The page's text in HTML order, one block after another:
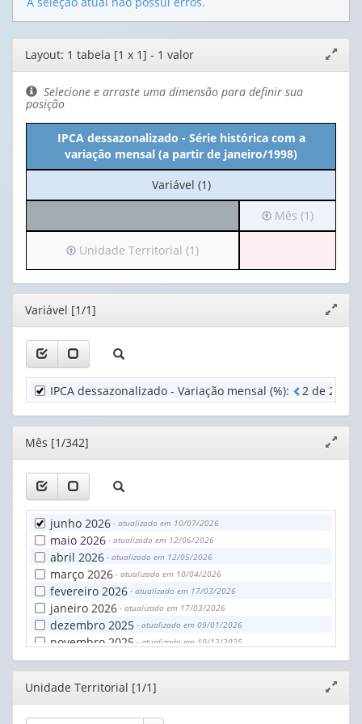
Editor
de
layout
janela
Layout: 1 tabela [1 x 1] - 1 valor
Selecione e arraste uma dimensão para definir sua
posição
IPCA dessazonalizado - Série histórica com a
variação mensal (a partir de janeiro/1998)
No
cabeçalho:
(1)
Variável (1)
Irá
para
(possui
apenas
valor):
(1)
Mês (1)
Irá
para
o
cabeçalho
(possui
apenas
1
valor):
Unidade
(1)
Unidade Territorial (1)
Editor
janela
Variável [1/1]
IPCA dessazonalizado - Variação mensal (%): 2 de 2
Editor
janela
Mês [1/342]
junho 2026 - atualizado em 10/07/2026
maio 2026 - atualizado em 12/06/2026
abril 2026 - atualizado em 12/05/2026
março 2026 - atualizado em 10/04/2026
fevereiro 2026 - atualizado em 17/03/2026
janeiro 2026 - atualizado em 17/03/2026
dezembro 2025 - atualizado em 09/01/2026
novembro 2025 - atualizado em 10/12/2025
outubro 2025- atualizado em 11/11/2025
setembro 2025
agosto 2025 - atualizado em 10/09/2025
julho 2025
Editor
janela
Unidade Territorial [1/1]